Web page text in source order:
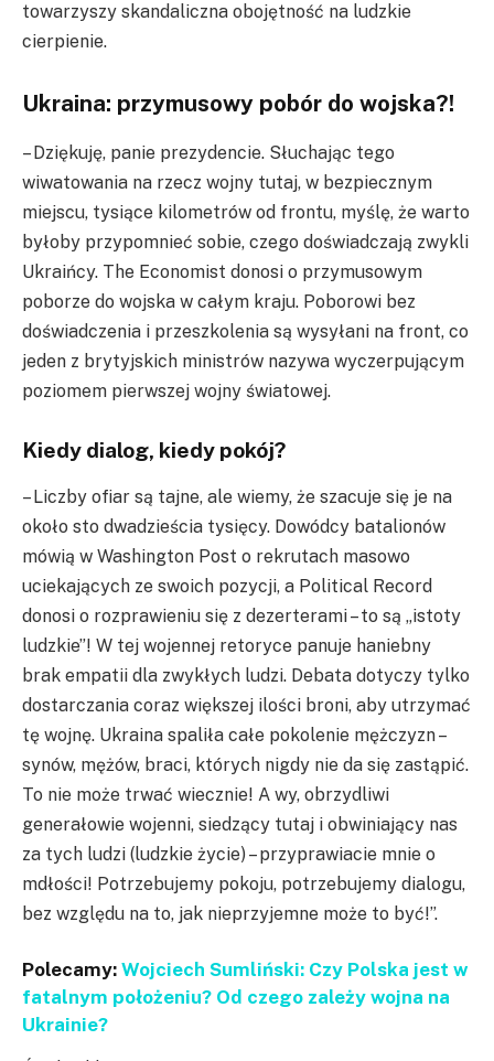
towarzyszy skandaliczna obojętność na ludzkie
cierpienie.
Ukraina: przymusowy pobór do wojska?!
– Dziękuję, panie prezydencie. Słuchając tego
wiwatowania na rzecz wojny tutaj, w bezpiecznym
miejscu, tysiące kilometrów od frontu, myślę, że warto
byłoby przypomnieć sobie, czego doświadczają zwykli
Ukraińcy. The Economist donosi o przymusowym
poborze do wojska w całym kraju. Poborowi bez
doświadczenia i przeszkolenia są wysyłani na front, co
jeden z brytyjskich ministrów nazywa wyczerpującym
poziomem pierwszej wojny światowej.
Kiedy dialog, kiedy pokój?
– Liczby ofiar są tajne, ale wiemy, że szacuje się je na
około sto dwadzieścia tysięcy. Dowódcy batalionów
mówią w Washington Post o rekrutach masowo
uciekających ze swoich pozycji, a Political Record
donosi o rozprawieniu się z dezerterami – to są „istoty
ludzkie”! W tej wojennej retoryce panuje haniebny
brak empatii dla zwykłych ludzi. Debata dotyczy tylko
dostarczania coraz większej ilości broni, aby utrzymać
tę wojnę. Ukraina spaliła całe pokolenie mężczyzn –
synów, mężów, braci, których nigdy nie da się zastąpić.
To nie może trwać wiecznie! A wy, obrzydliwi
generałowie wojenni, siedzący tutaj i obwiniający nas
za tych ludzi (ludzkie życie) – przyprawiacie mnie o
mdłości! Potrzebujemy pokoju, potrzebujemy dialogu,
bez względu na to, jak nieprzyjemne może to być!”.
Polecamy: Wojciech Sumliński: Czy Polska jest w
fatalnym położeniu? Od czego zależy wojna na
Ukrainie?